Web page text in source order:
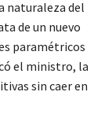
naturaleza del
de un nuevo
paramétricos
el ministro, la
sin caer en